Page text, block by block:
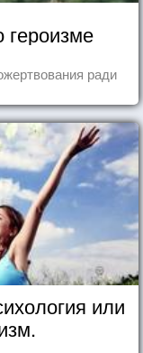
героизме
ради
или